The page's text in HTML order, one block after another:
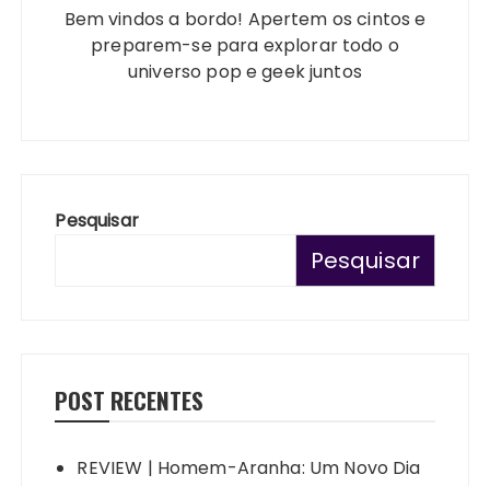
Bem vindos a bordo! Apertem os cintos e
preparem-se para explorar todo o
universo pop e geek juntos
Pesquisar
Pesquisar
POST RECENTES
REVIEW | Homem-Aranha: Um Novo Dia